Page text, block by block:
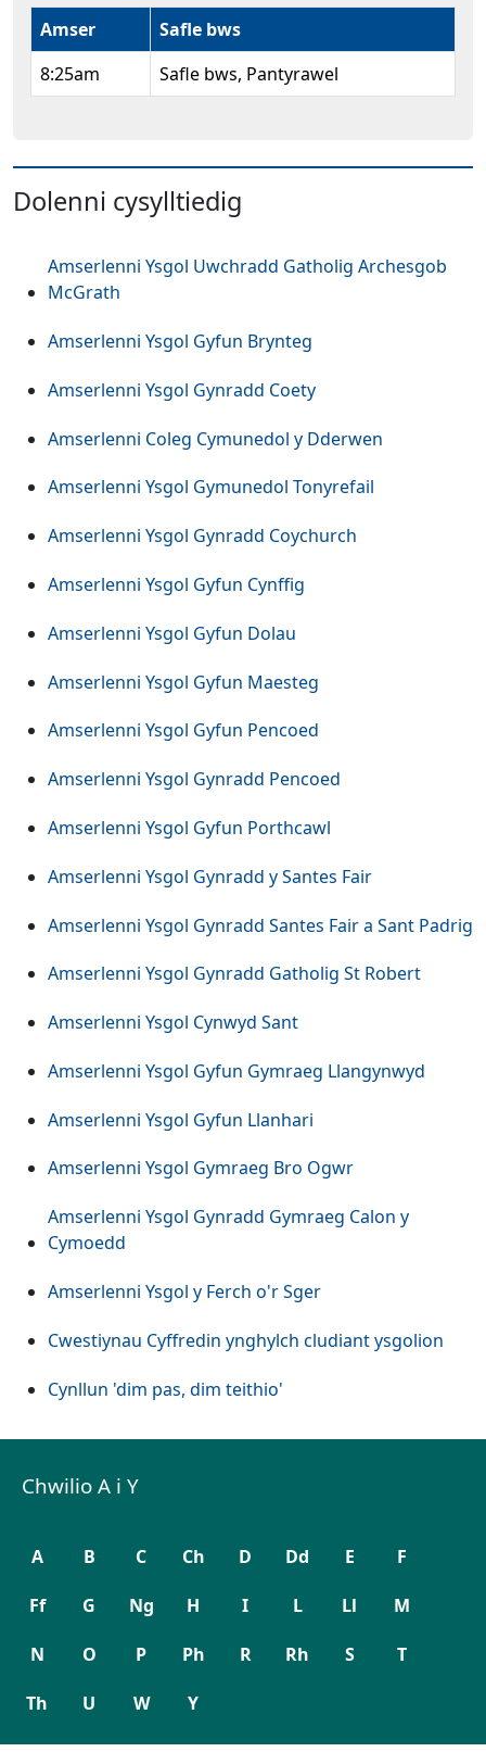
Amser
Safle bws
8:25am
Safle bws, Pantyrawel
Dolenni cysylltiedig
Amserlenni Ysgol Uwchradd Gatholig Archesgob
McGrath
Amserlenni Ysgol Gyfun Brynteg
Amserlenni Ysgol Gynradd Coety
Amserlenni Coleg Cymunedol y Dderwen
Amserlenni Ysgol Gymunedol Tonyrefail
Amserlenni Ysgol Gynradd Coychurch
Amserlenni Ysgol Gyfun Cynffig
Amserlenni Ysgol Gyfun Dolau
Amserlenni Ysgol Gyfun Maesteg
Amserlenni Ysgol Gyfun Pencoed
Amserlenni Ysgol Gynradd Pencoed
Amserlenni Ysgol Gyfun Porthcawl
Amserlenni Ysgol Gynradd y Santes Fair
Amserlenni Ysgol Gynradd Santes Fair a Sant Padrig
Amserlenni Ysgol Gynradd Gatholig St Robert
Amserlenni Ysgol Cynwyd Sant
Amserlenni Ysgol Gyfun Gymraeg Llangynwyd
Amserlenni Ysgol Gyfun Llanhari
Amserlenni Ysgol Gymraeg Bro Ogwr
Amserlenni Ysgol Gynradd Gymraeg Calon y
Cymoedd
Amserlenni Ysgol y Ferch o'r Sger
Cwestiynau Cyffredin ynghylch cludiant ysgolion
Cynllun 'dim pas, dim teithio'
Chwilio A i Y
A B C Ch D Dd E F
Ff G Ng H I L Ll M
N O P Ph R Rh S T
Th U W Y